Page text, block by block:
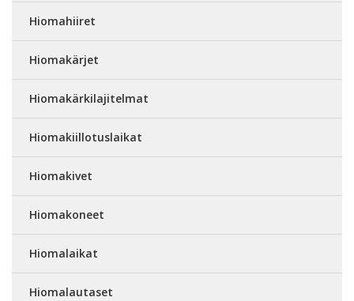
Hiomahiiret
Hiomakärjet
Hiomakärkilajitelmat
Hiomakiillotuslaikat
Hiomakivet
Hiomakoneet
Hiomalaikat
Hiomalautaset